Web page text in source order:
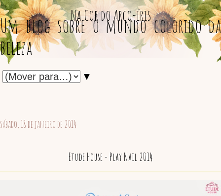
Na Cor do Arco-íris
Um blog sobre o mundo colorido da
beleza
▼
sábado, 18 de janeiro de 2014
Etude House - Play Nail 2014